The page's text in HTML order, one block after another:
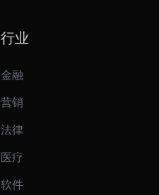
行业
金融
营销
法律
医疗
软件